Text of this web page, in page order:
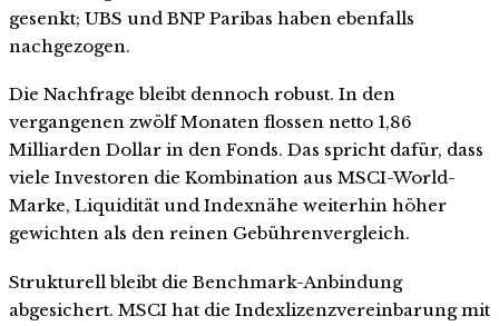
gesenkt; UBS und BNP Paribas haben ebenfalls
nachgezogen.
Die Nachfrage bleibt dennoch robust. In den
vergangenen zwölf Monaten flossen netto 1,86
Milliarden Dollar in den Fonds. Das spricht dafür, dass
viele Investoren die Kombination aus MSCI-World-
Marke, Liquidität und Indexnähe weiterhin höher
gewichten als den reinen Gebührenvergleich.
Strukturell bleibt die Benchmark-Anbindung
abgesichert. MSCI hat die Indexlizenzvereinbarung mit